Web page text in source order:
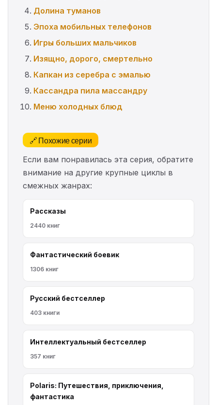
Долина туманов
Эпоха мобильных телефонов
Игры больших мальчиков
Изящно, дорого, смертельно
Капкан из серебра с эмалью
Кассандра пила массандру
Меню холодных блюд
🔗 Похожие серии
Если вам понравилась эта серия, обратите
внимание на другие крупные циклы в
смежных жанрах:
Рассказы
2440 книг
Фантастический боевик
1306 книг
Русский бестселлер
403 книги
Интеллектуальный бестселлер
357 книг
Polaris: Путешествия, приключения,
фантастика